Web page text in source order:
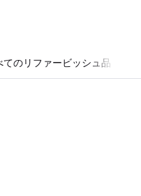
てのリファービッシュ品